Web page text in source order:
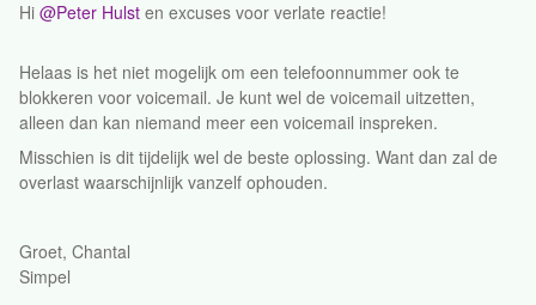
Hi ​ @Peter Hulst en excuses voor verlate reactie!
Helaas is het niet mogelijk om een telefoonnummer ook te
blokkeren voor voicemail. Je kunt wel de voicemail uitzetten,
alleen dan kan niemand meer een voicemail inspreken.
Misschien is dit tijdelijk wel de beste oplossing. Want dan zal de
overlast waarschijnlijk vanzelf ophouden.
Groet, Chantal
Simpel